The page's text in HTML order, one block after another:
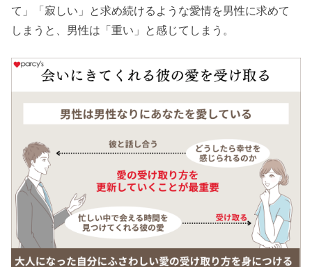
て」「寂しい」と求め続けるような愛情を男性に求めて
しまうと、男性は「重い」と感じてしまう。